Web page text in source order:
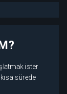
ister
sürede